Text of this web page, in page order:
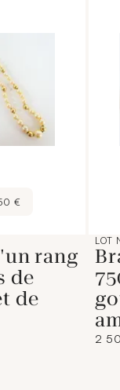
€
rang
de
de
LOT
2